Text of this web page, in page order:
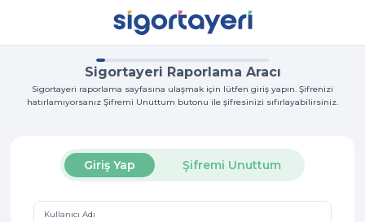
Sigortayeri Raporlama Aracı
Sigortayeri raporlama sayfasına ulaşmak için lütfen giriş yapın. Şifrenizi
hatırlamıyorsanız Şifremi Unuttum butonu ile şifresinizi sıfırlayabilirsiniz.
Giriş Yap Şifremi Unuttum
Kullanıcı Adı